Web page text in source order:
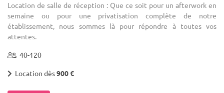
Location de salle de réception : Que ce soit pour un afterwork en
semaine ou pour une privatisation complète de notre
établissement, nous sommes là pour répondre à toutes vos
attentes.
40-120
Location dès900 €